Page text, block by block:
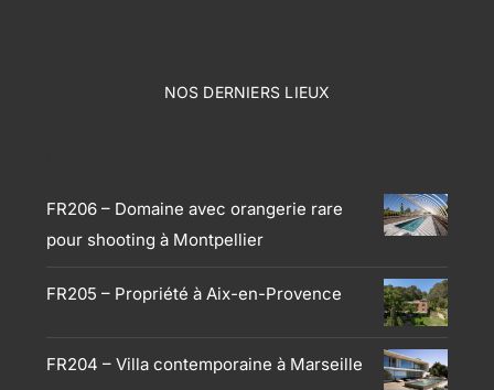
NOS DERNIERS LIEUX
FR206 – Domaine avec orangerie rare
pour shooting à Montpellier
FR205 – Propriété à Aix-en-Provence
FR204 – Villa contemporaine à Marseille